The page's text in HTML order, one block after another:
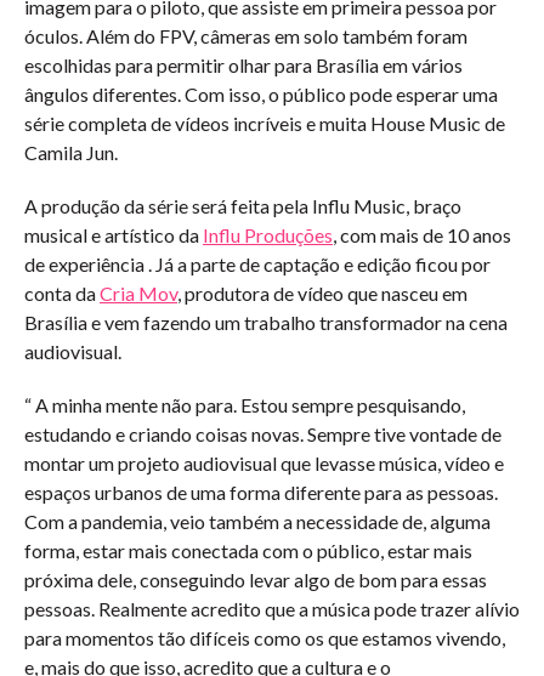
imagem para o piloto, que assiste em primeira pessoa por
óculos. Além do FPV, câmeras em solo também foram
escolhidas para permitir olhar para Brasília em vários
ângulos diferentes. Com isso, o público pode esperar uma
série completa de vídeos incríveis e muita House Music de
Camila Jun.
A produção da série será feita pela Influ Music, braço
musical e artístico da Influ Produções, com mais de 10 anos
de experiência . Já a parte de captação e edição ficou por
conta daCria Mov, produtora de vídeo que nasceu em
Brasília e vem fazendo um trabalho transformador na cena
audiovisual.
“ A minha mente não para. Estou sempre pesquisando,
estudando e criando coisas novas. Sempre tive vontade de
montar um projeto audiovisual que levasse música, vídeo e
espaços urbanos de uma forma diferente para as pessoas.
Com a pandemia, veio também a necessidade de, alguma
forma, estar mais conectada com o público, estar mais
próxima dele, conseguindo levar algo de bom para essas
pessoas. Realmente acredito que a música pode trazer alívio
para momentos tão difíceis como os que estamos vivendo,
e, mais do que isso, acredito que a cultura e o